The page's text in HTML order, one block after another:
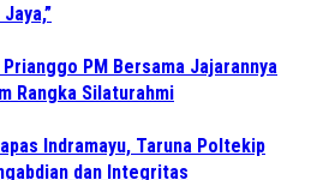
PM Bersama Jajarannya
Rangka Silaturahmi
Indramayu, Taruna Poltekip
dan Integritas